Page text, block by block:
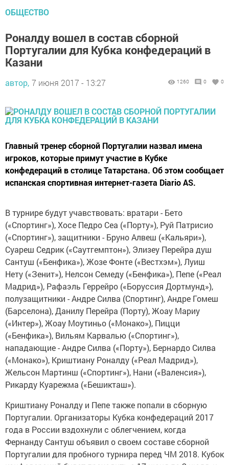
ОБЩЕСТВО
Роналду вошел в состав сборной
Португалии для Кубка конфедераций в
Казани
автор, 7 июня 2017 - 13:27 1260 0 0
Главный тренер сборной Португалии назвал имена
игроков, которые примут участие в Кубке
конфедераций в столице Татарстана. Об этом сообщает
испанская спортивная интернет-газета Diario AS.
В турнире будут учавствовать: вратари - Бето
(«Спортинг»), Хосе Педро Сеа («Порту»), Руй Патрисио
(«Спортинг»), защитники - Бруно Алвеш («Кальяри»),
Суареш Седрик («Саутгемптон»), Элизеу Перейра душ
Сантуш («Бенфика»), Жозе Фонте («Вестхэм»), Луиш
Нету («Зенит»), Нелсон Семеду («Бенфика»), Пепе («Реал
Мадрид»), Рафаэль Геррейро («Боруссия Дортмунд»),
полузащитники - Андре Силва (Спортинг), Андре Гомеш
(Барселона), Данилу Перейра (Порту), Жоау Мариу
(«Интер»), Жоау Моутиньо («Монако»), Пицци
(«Бенфика»), Вильям Карвалью («Спортинг»),
нападающие - Андре Силва («Порту»), Бернардо Силва
(«Монако»), Криштиану Роналду («Реал Мадрид»),
Жельсон Мартинш («Спортинг»), Нани («Валенсия»),
Рикарду Куарежма («Бешикташ»).
Криштиану Роналду и Пепе также попали в сборную
Португалии. Организаторы Кубка конфедераций 2017
года в России вздохнули с облегчением, когда
Фернанду Сантуш объявил о своем составе сборной
Португалии для пробного турнира перед ЧМ 2018. Кубок